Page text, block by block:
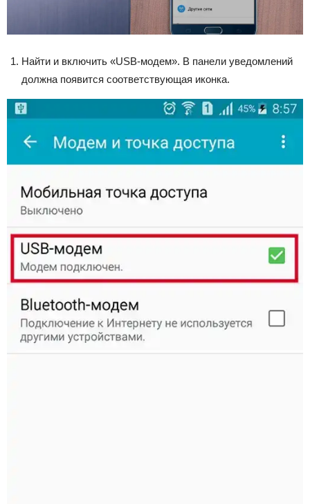
Найти и включить «USB-модем». В панели уведомлений
должна появится соответствующая иконка.